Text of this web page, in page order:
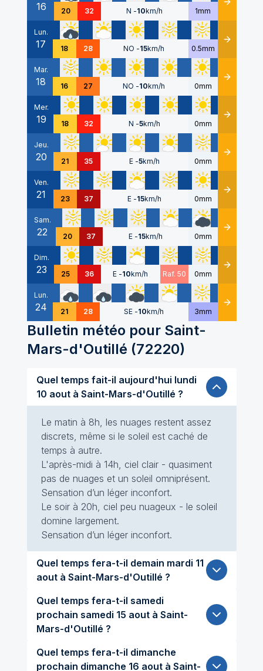
16 20 32 N -10km/h 1mm Détails
Lun.
17 18 28 NO -15km/h 0.5mm Détails
Mar.
18 16 27 NO -10km/h 0mm Détails
Mer.
19 18 32 N -5km/h 0mm Détails
Jeu.
20 21 35 E -5km/h 0mm Détails
Ven.
21 23 37 E -15km/h 0mm Détails
Sam.
22 20 37 E -15km/h 0mm Détails
Dim.
23 25 36 E -10km/h Raf. 50 0mm Détails
Lun.
24 21 28 SE -10km/h 3mm Détails
Bulletin météo pour Saint-
Mars-d'Outillé (72220)
Quel temps fait-il aujourd'hui lundi
10 aout à Saint-Mars-d'Outillé ?
Le matin à 8h, les nuages restent assez
discrets, même si le soleil est caché de
temps à autre.
L'après-midi à 14h, ciel clair - quasiment
pas de nuages et un soleil omniprésent.
Sensation d’un léger inconfort.
Le soir à 20h, ciel peu nuageux - le soleil
domine largement.
Sensation d’un léger inconfort.
Quel temps fera-t-il demain mardi 11
aout à Saint-Mars-d'Outillé ?
Quel temps fera-t-il samedi
prochain samedi 15 aout à Saint-
Mars-d'Outillé ?
Quel temps fera-t-il dimanche
prochain dimanche 16 aout à Saint-